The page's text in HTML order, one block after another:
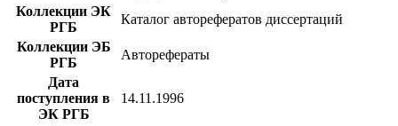
Коллекции ЭК
РГБ
Каталог авторефератов диссертаций
Коллекции ЭБ
РГБ
Авторефераты
Дата
поступления в
ЭК РГБ
14.11.1996